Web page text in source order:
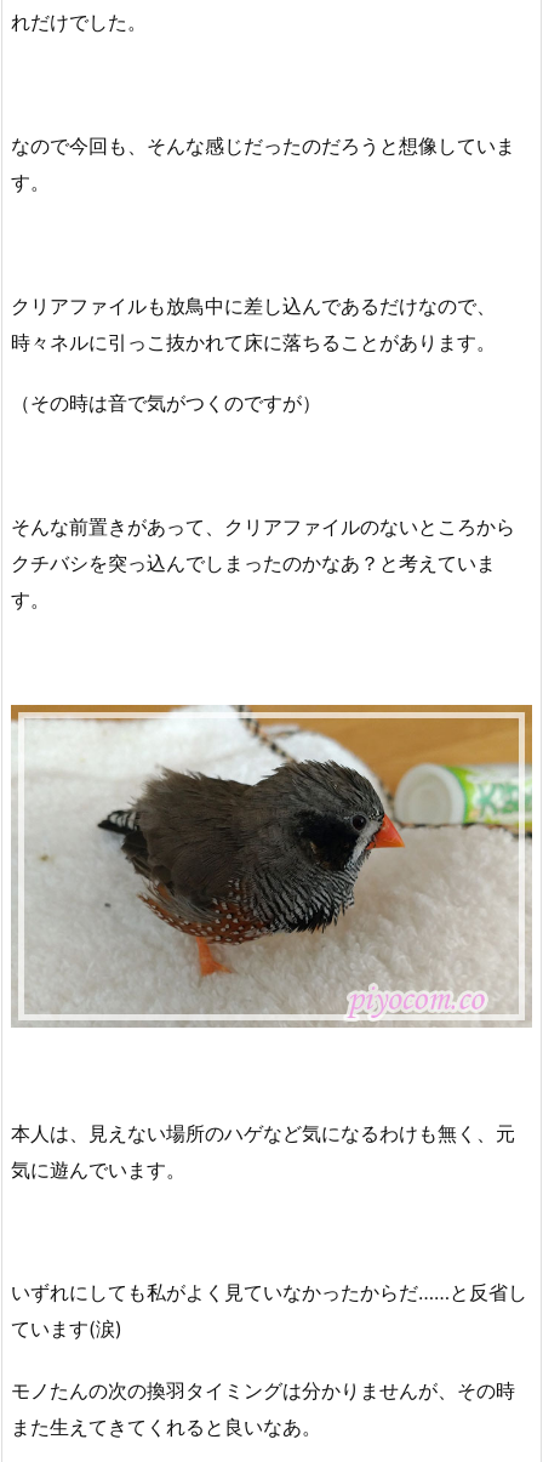
れだけでした。
なので今回も、そんな感じだったのだろうと想像していま
す。
クリアファイルも放鳥中に差し込んであるだけなので、
時々ネルに引っこ抜かれて床に落ちることがあります。
（その時は音で気がつくのですが）
そんな前置きがあって、クリアファイルのないところから
クチバシを突っ込んでしまったのかなあ？と考えていま
す。
本人は、見えない場所のハゲなど気になるわけも無く、元
気に遊んでいます。
いずれにしても私がよく見ていなかったからだ……と反省し
ています(涙)
モノたんの次の換羽タイミングは分かりませんが、その時
また生えてきてくれると良いなあ。